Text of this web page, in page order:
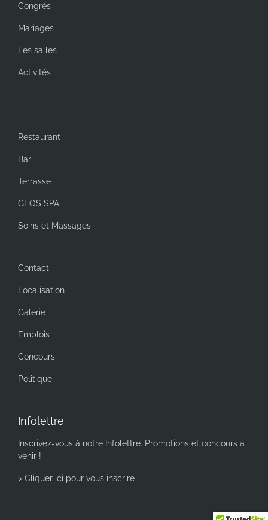
Congrès
Mariages
Les salles
Activités
Restaurant
Bar
Terrasse
GEOS SPA
Soins et Massages
Contact
Localisation
Galerie
Emplois
Concours
Politique
Infolettre
Inscrivez-vous à notre Infolettre. Promotions et concours à
venir !
> Cliquer ici pour vous inscrire